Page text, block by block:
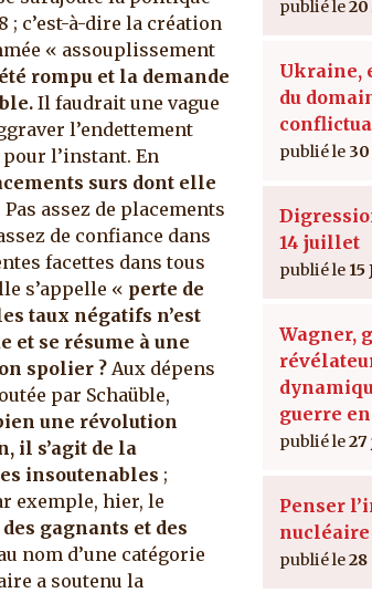
c’est-à-dire la création
« assouplissement
rompu et la demande
Il faudrait une vague
l’endettement
l’instant. En
surs dont elle
Pas assez de placements
de confiance dans
facettes dans tous
s’appelle « perte de
taux négatifs n’est
et se résume à une
spolier ? Aux dépens
par Schaüble,
une révolution
il s’agit de la
insoutenables ;
exemple, hier, le
gagnants et des
nom d’une catégorie
a soutenu la
20
Ukraine,
du
14 juillet
15
Wagner,
guerre
27
Penser
nucléaire
28